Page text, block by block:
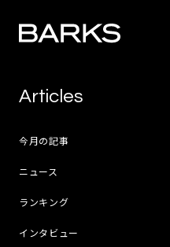
Articles
今月の記事
ニュース
ランキング
インタビュー